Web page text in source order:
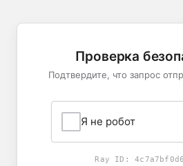
Проверка
Подтвердите, что запрос
Я не робот
Ray ID: